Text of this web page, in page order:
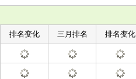
排名变化 三月排名 排名变化